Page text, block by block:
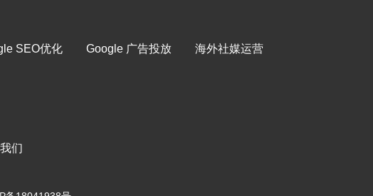
SEO优化 Google 广告投放
海外社媒运营
们